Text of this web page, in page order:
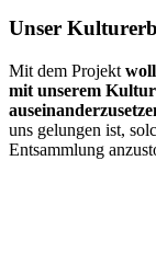
Unser
Mit dem Projekt
mit unserem
uns gelungen ist,
Entsammlung